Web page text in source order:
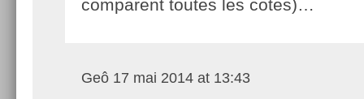
comparent toutes les cotes)…
Geô 17 mai 2014 at 13:43